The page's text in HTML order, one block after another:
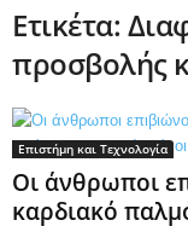
Ετικέτα:
προσβολής
Επιστήμη και Τεχνολογία
Οι άνθρωποι
καρδιακό